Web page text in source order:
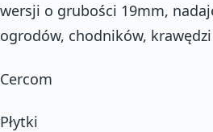
wersji o grubości 19mm,
ogrodów, chodników,
Cercom
Płytki